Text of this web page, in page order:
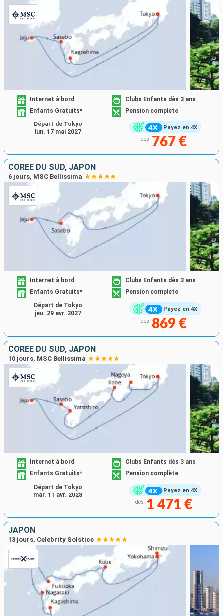
Payez en 4X
Internet à bord
Clubs Enfants dès 3 ans
Enfants Gratuits*
Pension complète
dès 767 €
Départ de Tokyo
lun. 17 mai 2027
CORÉE DU SUD, JAPON
6 jours, MSC Bellissima
Payez en 4X
Internet à bord
Clubs Enfants dès 3 ans
Enfants Gratuits*
Pension complète
dès 869 €
Départ de Tokyo
jeu. 29 avr. 2027
CORÉE DU SUD, JAPON
10 jours, MSC Bellissima
Payez en 4X
Internet à bord
Clubs Enfants dès 3 ans
Enfants Gratuits*
Pension complète
dès 1 471 €
Départ de Tokyo
mar. 11 avr. 2028
JAPON
13 jours, Celebrity Solstice